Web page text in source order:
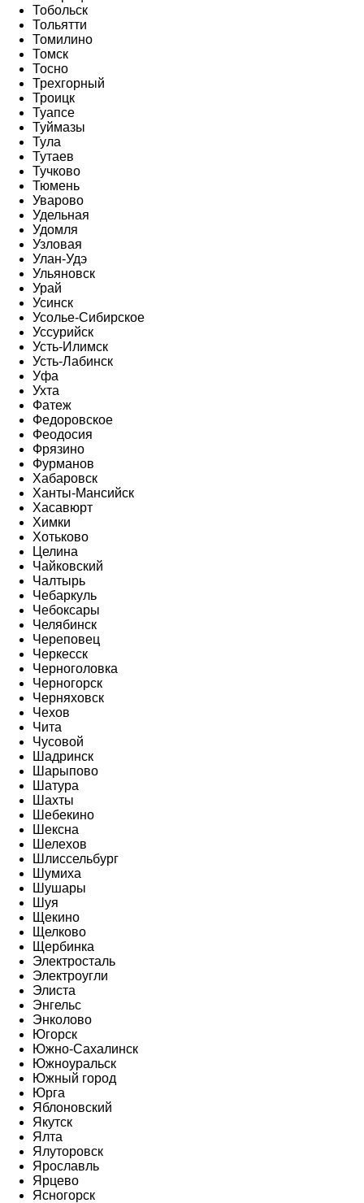
Тобольск
Тольятти
Томилино
Томск
Тосно
Трехгорный
Троицк
Туапсе
Туймазы
Тула
Тутаев
Тучково
Тюмень
Уварово
Удельная
Удомля
Узловая
Улан-Удэ
Ульяновск
Урай
Усинск
Усолье-Сибирское
Уссурийск
Усть-Илимск
Усть-Лабинск
Уфа
Ухта
Фатеж
Федоровское
Феодосия
Фрязино
Фурманов
Хабаровск
Ханты-Мансийск
Хасавюрт
Химки
Хотьково
Целина
Чайковский
Чалтырь
Чебаркуль
Чебоксары
Челябинск
Череповец
Черкесск
Черноголовка
Черногорск
Черняховск
Чехов
Чита
Чусовой
Шадринск
Шарыпово
Шатура
Шахты
Шебекино
Шексна
Шелехов
Шлиссельбург
Шумиха
Шушары
Шуя
Щекино
Щелково
Щербинка
Электросталь
Электроугли
Элиста
Энгельс
Энколово
Югорск
Южно-Сахалинск
Южноуральск
Южный город
Юрга
Яблоновский
Якутск
Ялта
Ялуторовск
Ярославль
Ярцево
Ясногорск